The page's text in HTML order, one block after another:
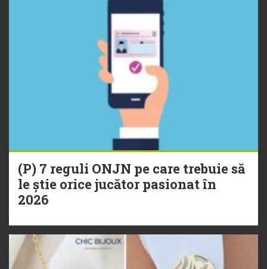
(P) 7 reguli ONJN pe care trebuie să
le știe orice jucător pasionat în
2026